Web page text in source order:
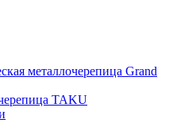
металлочерепица Grand
TAKU